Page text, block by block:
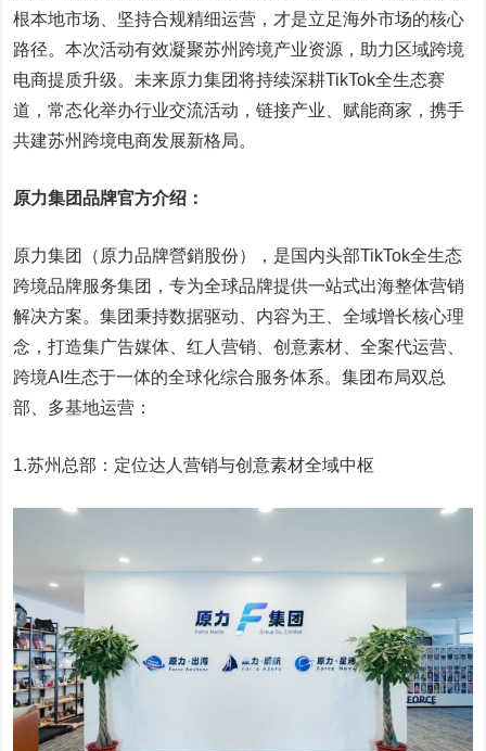
根本地市场、坚持合规精细运营，才是立足海外市场的核心
路径。本次活动有效凝聚苏州跨境产业资源，助力区域跨境
电商提质升级。未来原力集团将持续深耕TikTok全生态赛
道，常态化举办行业交流活动，链接产业、赋能商家，携手
共建苏州跨境电商发展新格局。
原力集团品牌官方介绍：
原力集团（原力品牌營銷股份），是国内头部TikTok全生态
跨境品牌服务集团，专为全球品牌提供一站式出海整体营销
解决方案。集团秉持数据驱动、内容为王、全域增长核心理
念，打造集广告媒体、红人营销、创意素材、全案代运营、
跨境AI生态于一体的全球化综合服务体系。集团布局双总
部、多基地运营：
1.苏州总部：定位达人营销与创意素材全域中枢